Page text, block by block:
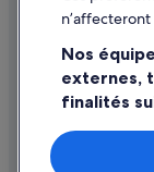
Délais de
Documents de
Nos
externes,
finalités
Utiliser des
activement